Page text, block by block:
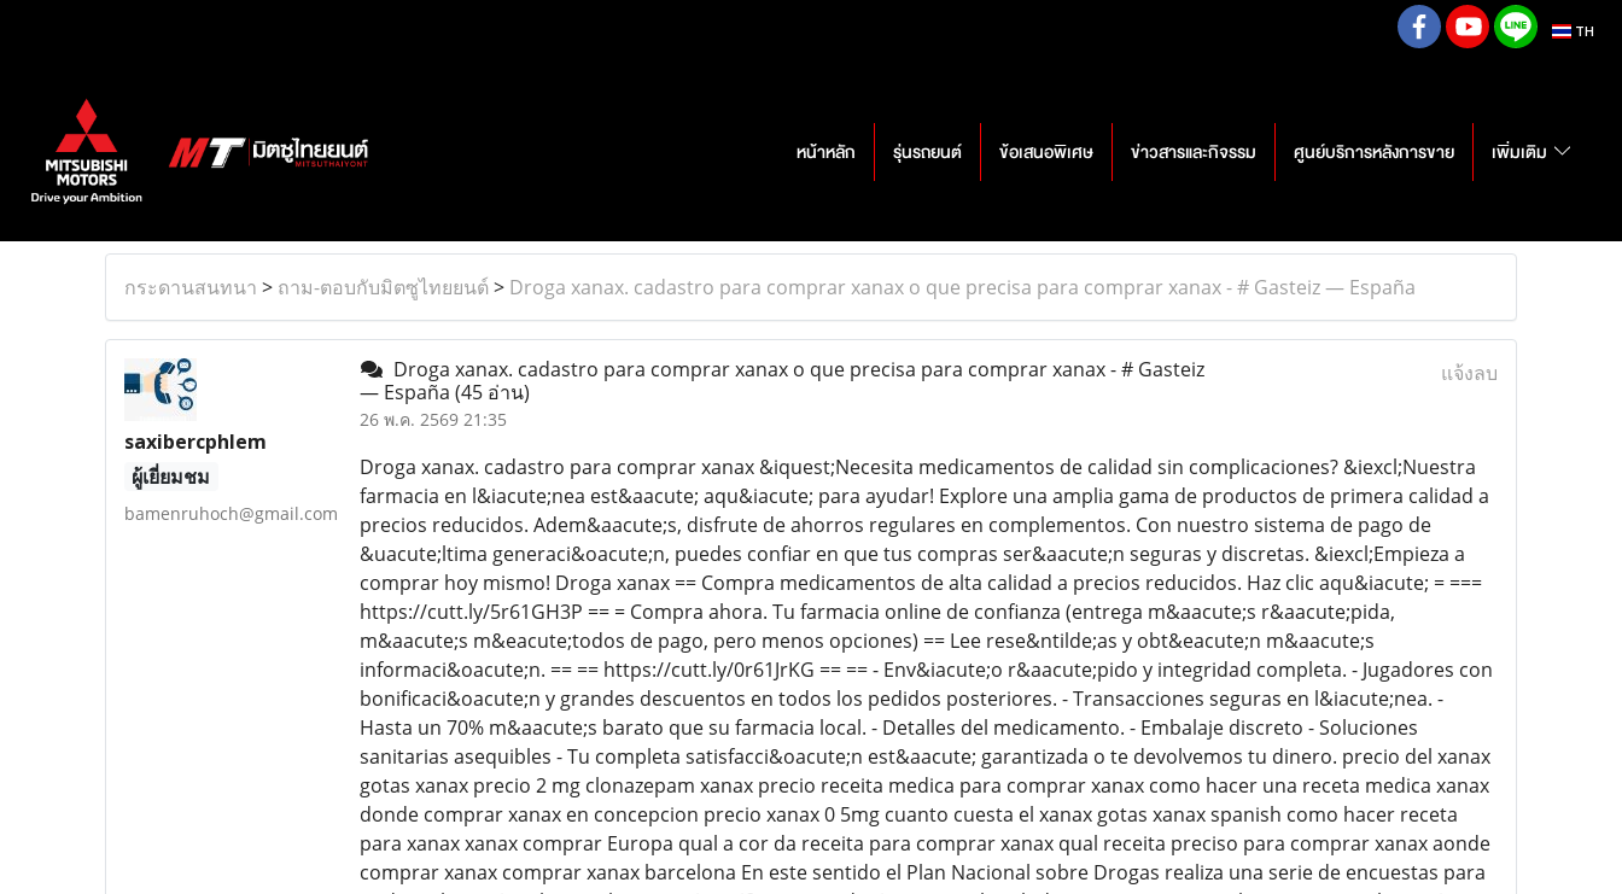
TH
หน้าหลัก รุ่นรถยนต์ ข้อเสนอพิเศษ ข่าวสารและกิจรรม ศูนย์บริการหลังการขาย เพิ่มเติม
กระดานสนทนา > ถาม-ตอบกับมิตซูไทยยนต์ > Droga xanax. cadastro para comprar xanax o que precisa para comprar xanax - # Gasteiz — España
saxibercphlem
ผู้เยี่ยมชม
bamenruhoch@gmail.com
Droga xanax. cadastro para comprar xanax o que precisa para comprar xanax - # Gasteiz
— España (45 อ่าน)
26 พ.ค. 2569 21:35
แจ้งลบ
Droga xanax. cadastro para comprar xanax &iquest;Necesita medicamentos de calidad sin complicaciones? &iexcl;Nuestra
farmacia en l&iacute;nea est&aacute; aqu&iacute; para ayudar! Explore una amplia gama de productos de primera calidad a
precios reducidos. Adem&aacute;s, disfrute de ahorros regulares en complementos. Con nuestro sistema de pago de
&uacute;ltima generaci&oacute;n, puedes confiar en que tus compras ser&aacute;n seguras y discretas. &iexcl;Empieza a
comprar hoy mismo! Droga xanax == Compra medicamentos de alta calidad a precios reducidos. Haz clic aqu&iacute; = ===
https://cutt.ly/5r61GH3P == = Compra ahora. Tu farmacia online de confianza (entrega m&aacute;s r&aacute;pida,
m&aacute;s m&eacute;todos de pago, pero menos opciones) == Lee rese&ntilde;as y obt&eacute;n m&aacute;s
informaci&oacute;n. == == https://cutt.ly/0r61JrKG == == - Env&iacute;o r&aacute;pido y integridad completa. - Jugadores con
bonificaci&oacute;n y grandes descuentos en todos los pedidos posteriores. - Transacciones seguras en l&iacute;nea. -
Hasta un 70% m&aacute;s barato que su farmacia local. - Detalles del medicamento. - Embalaje discreto - Soluciones
sanitarias asequibles - Tu completa satisfacci&oacute;n est&aacute; garantizada o te devolvemos tu dinero. precio del xanax
gotas xanax precio 2 mg clonazepam xanax precio receita medica para comprar xanax como hacer una receta medica xanax
donde comprar xanax en concepcion precio xanax 0 5mg cuanto cuesta el xanax gotas xanax spanish como hacer receta
para xanax xanax comprar Europa qual a cor da receita para comprar xanax qual receita preciso para comprar xanax aonde
comprar xanax comprar xanax barcelona En este sentido el Plan Nacional sobre Drogas realiza una serie de encuestas para